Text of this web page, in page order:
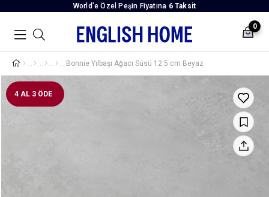
World’e Özel Peşin Fiyatına 6 Taksit
0
Bonnie Yılbaşı Ağacı Süsü 12.5 cm Beyaz
4 AL 3 ÖDE